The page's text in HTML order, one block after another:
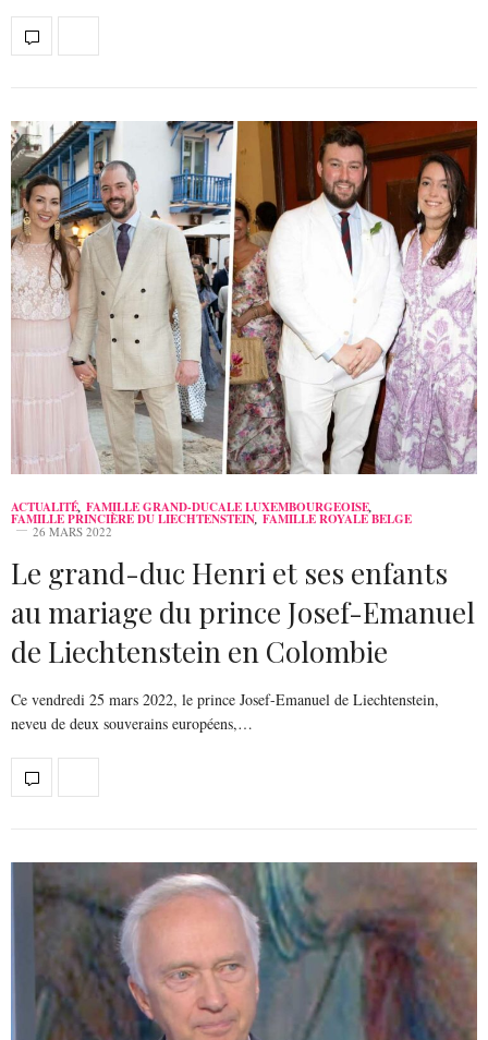
ACTUALITÉ, FAMILLE GRAND-DUCALE LUXEMBOURGEOISE,
FAMILLE PRINCIÈRE DU LIECHTENSTEIN, FAMILLE ROYALE BELGE
26 MARS 2022
Le grand-duc Henri et ses enfants
au mariage du prince Josef-Emanuel
de Liechtenstein en Colombie
Ce vendredi 25 mars 2022, le prince Josef-Emanuel de Liechtenstein,
neveu de deux souverains européens,…